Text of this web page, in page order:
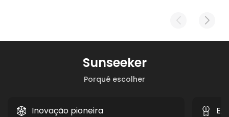
Porquê escolher
Sunseeker
Inovação pioneira